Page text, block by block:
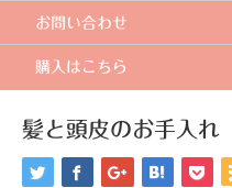
お問い合わせ
購入はこちら
髪と頭皮のお手入れ